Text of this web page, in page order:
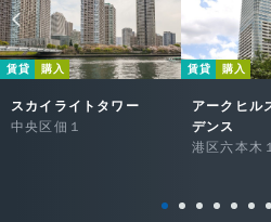
賃貸 購入
スカイライトタワー
中央区佃１
賃貸 購入
アークヒル
デンス
港区六本木